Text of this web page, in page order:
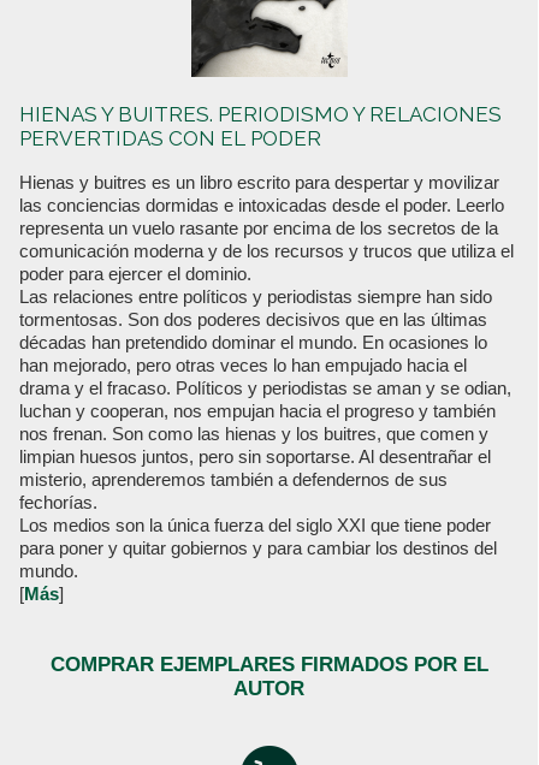
HIENAS Y BUITRES. PERIODISMO Y RELACIONES
PERVERTIDAS CON EL PODER
Hienas y buitres es un libro escrito para despertar y movilizar
las conciencias dormidas e intoxicadas desde el poder. Leerlo
representa un vuelo rasante por encima de los secretos de la
comunicación moderna y de los recursos y trucos que utiliza el
poder para ejercer el dominio.
Las relaciones entre políticos y periodistas siempre han sido
tormentosas. Son dos poderes decisivos que en las últimas
décadas han pretendido dominar el mundo. En ocasiones lo
han mejorado, pero otras veces lo han empujado hacia el
drama y el fracaso. Políticos y periodistas se aman y se odian,
luchan y cooperan, nos empujan hacia el progreso y también
nos frenan. Son como las hienas y los buitres, que comen y
limpian huesos juntos, pero sin soportarse. Al desentrañar el
misterio, aprenderemos también a defendernos de sus
fechorías.
Los medios son la única fuerza del siglo XXI que tiene poder
para poner y quitar gobiernos y para cambiar los destinos del
mundo.
[Más]
COMPRAR EJEMPLARES FIRMADOS POR EL
AUTOR